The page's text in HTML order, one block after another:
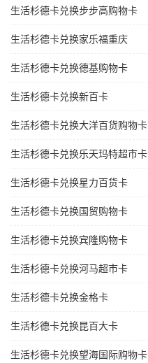
生活杉德卡兑换步步高购物卡
生活杉德卡兑换家乐福重庆
生活杉德卡兑换德基购物卡
生活杉德卡兑换新百卡
生活杉德卡兑换大洋百货购物卡
生活杉德卡兑换乐天玛特超市卡
生活杉德卡兑换星力百货卡
生活杉德卡兑换国贸购物卡
生活杉德卡兑换宾隆购物卡
生活杉德卡兑换河马超市卡
生活杉德卡兑换金格卡
生活杉德卡兑换昆百大卡
生活杉德卡兑换望海国际购物卡